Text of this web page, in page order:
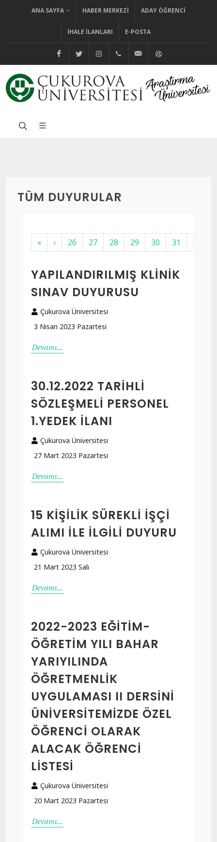
ANA SAYFA HABER MERKEZI ADAY ÖĞRENCI
İHALE İLANLARI E-POSTA
@cuhabermerkezi
@cukurovaedutr
@cukurovaedutr
+90 (322) 338 60 84
bilgi@cu.edu.tr
TÜM DUYURULAR
« ‹ 26 27 28 29 30 31 32
YAPILANDIRILMIŞ KLINIK
SINAV DUYURUSU
Çukurova Üniversitesi
3 Nisan 2023 Pazartesi
Devamı...
30.12.2022 TARIHLI
SÖZLEŞMELI PERSONEL
1.YEDEK İLANI
Çukurova Üniversitesi
27 Mart 2023 Pazartesi
Devamı...
15 KIŞILIK SÜREKLI İŞÇI
ALIMI İLE İLGILI DUYURU
Çukurova Üniversitesi
21 Mart 2023 Salı
Devamı...
2022-2023 EĞITIM-
ÖĞRETIM YILI BAHAR
YARIYILINDA
ÖĞRETMENLIK
UYGULAMASI II DERSINI
ÜNIVERSITEMIZDE ÖZEL
ÖĞRENCI OLARAK
ALACAK ÖĞRENCI
LISTESI
Çukurova Üniversitesi
20 Mart 2023 Pazartesi
Devamı...